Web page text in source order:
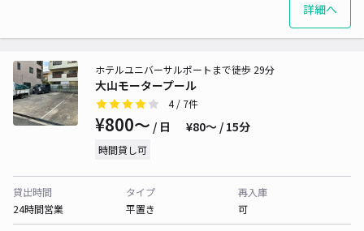
詳細へ
大山モータープール
ホテルユニバーサルポートまで徒歩 29分
4/ 7件
¥800〜 / 日 ¥80〜 / 15分
時間貸し可
貸出時間
24時間営業
タイプ
平置き
再入庫
可